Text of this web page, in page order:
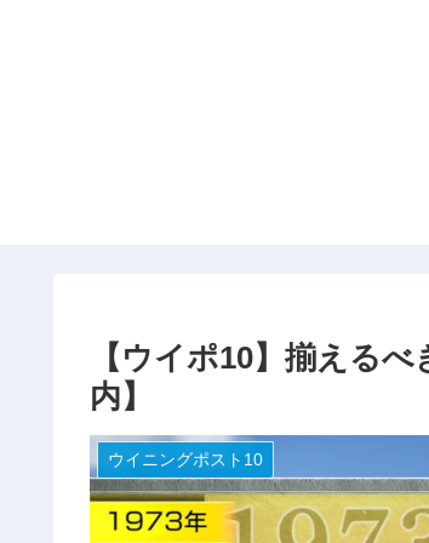
【ウイポ10】揃える
内】
ウイニングポスト10